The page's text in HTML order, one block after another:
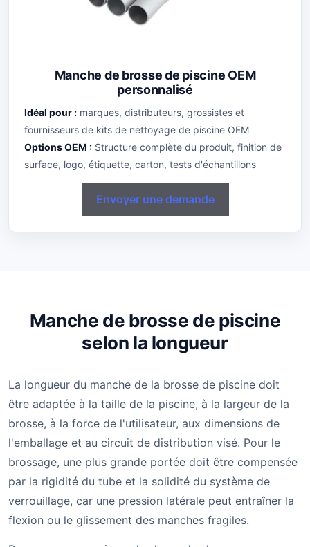
Manche de brosse de piscine OEM
personnalisé
Idéal pour : marques, distributeurs, grossistes et
fournisseurs de kits de nettoyage de piscine OEM
Options OEM : Structure complète du produit, finition de
surface, logo, étiquette, carton, tests d'échantillons
Envoyer une demande
Manche de brosse de piscine
selon la longueur
La longueur du manche de la brosse de piscine doit
être adaptée à la taille de la piscine, à la largeur de la
brosse, à la force de l'utilisateur, aux dimensions de
l'emballage et au circuit de distribution visé. Pour le
brossage, une plus grande portée doit être compensée
par la rigidité du tube et la solidité du système de
verrouillage, car une pression latérale peut entraîner la
flexion ou le glissement des manches fragiles.